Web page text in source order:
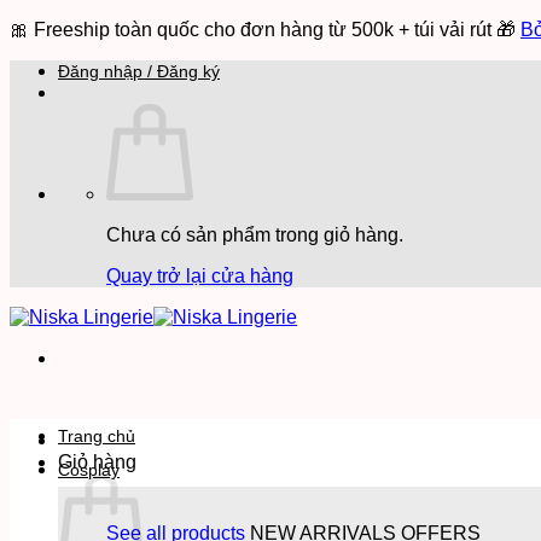
🎀 Freeship toàn quốc cho đơn hàng từ 500k + túi vải rút 🎁
qua
Đăng nhập / Đăng ký
Chưa có sản phẩm trong giỏ hàng.
Quay trở lại cửa hàng
Giỏ hàng
Trang chủ
Cosplay
See all products NEW ARRIVALS OFFERS